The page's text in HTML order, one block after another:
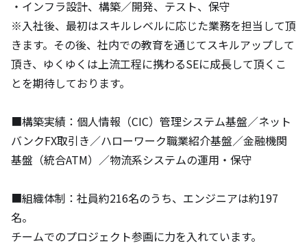
・インフラ設計、構築／開発、テスト、保守
※入社後、最初はスキルレベルに応じた業務を担当して頂
きます。その後、社内での教育を通じてスキルアップして
頂き、ゆくゆくは上流工程に携わるSEに成長して頂くこ
とを期待しております。
■構築実績：個人情報（CIC）管理システム基盤／ネット
バンクFX取引き／ハローワーク職業紹介基盤／金融機関
基盤（統合ATM）／物流系システムの運用・保守
■組織体制：社員約216名のうち、エンジニアは約197
名。
チームでのプロジェクト参画に力を入れています。